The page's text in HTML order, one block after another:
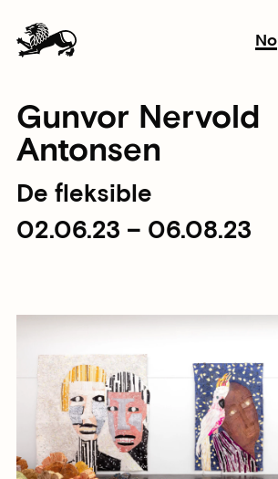
No
Gunvor Nervold
Antonsen
De fleksible
02.06.23 – 06.08.23